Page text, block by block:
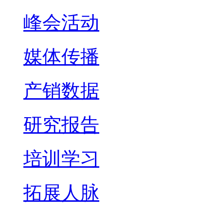
峰会活动
媒体传播
产销数据
研究报告
培训学习
拓展人脉